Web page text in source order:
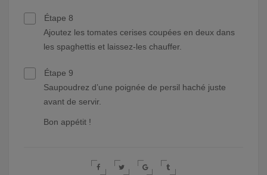
Étape 8
Ajoutez les tomates cerises coupées en deux dans
les spaghettis et laissez-les chauffer.
Étape 9
Saupoudrez d’une poignée de persil haché juste
avant de servir.
Bon appétit !